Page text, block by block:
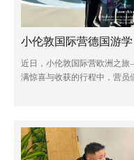
近日，小伦敦国际营欧洲之
满惊喜与收获的行程中，营员